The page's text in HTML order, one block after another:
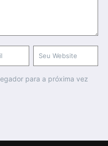
para a próxima vez